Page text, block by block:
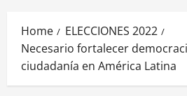
Home
ELECCIONES 2022
Necesario fortalecer
ciudadanía en América Latina